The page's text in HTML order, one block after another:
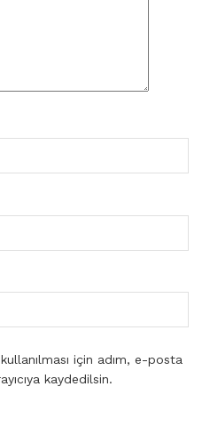
için adım, e-posta
kaydedilsin.